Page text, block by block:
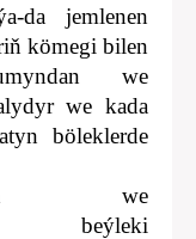
da jemlenen
kömegi bilen
we
we kada
böleklerde
we
beýleki